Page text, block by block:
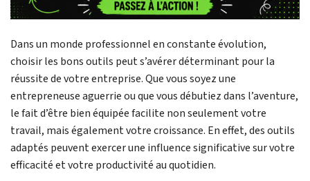
Dans un monde professionnel en constante évolution,
choisir les bons outils peut s’avérer déterminant pour la
réussite de votre entreprise. Que vous soyez une
entrepreneuse aguerrie ou que vous débutiez dans l’aventure,
le fait d’être bien équipée facilite non seulement votre
travail, mais également votre croissance. En effet, des outils
adaptés peuvent exercer une influence significative sur votre
efficacité et votre productivité au quotidien.